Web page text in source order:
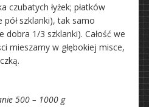
czubatych łyżek; płatków
szklanki), tak samo
dobra 1/3 szklanki). Całość we
mieszamy w głębokiej misce,
500 – 1000 g